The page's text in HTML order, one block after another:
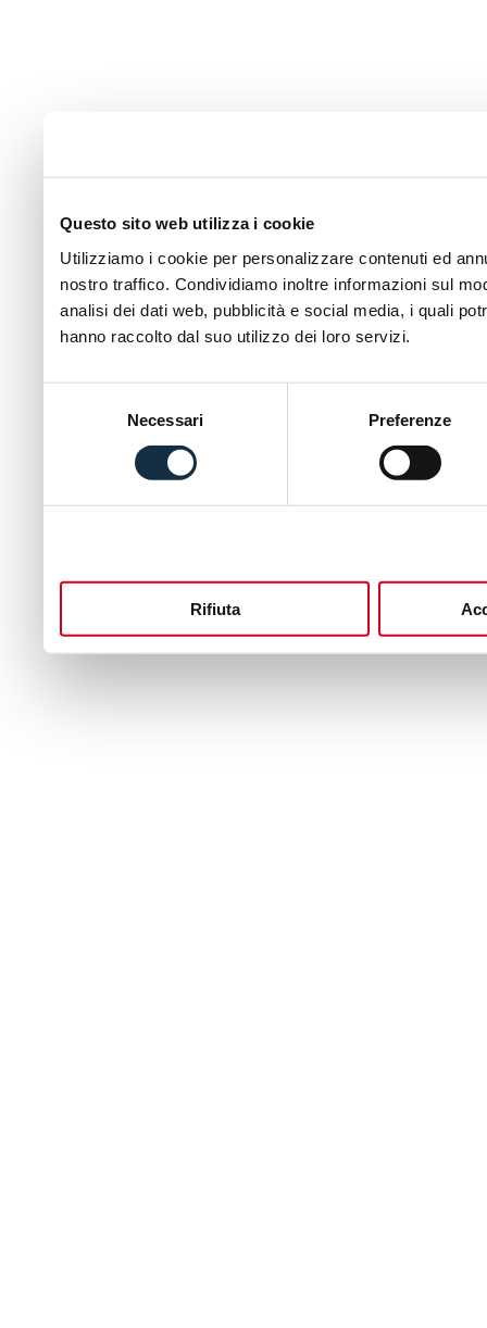
Questo sito web utilizza i cookie
Utilizziamo i cookie per personalizzare contenuti ed
nostro traffico. Condividiamo inoltre informazioni sul
analisi dei dati web, pubblicità e social media, i quali
hanno raccolto dal suo utilizzo dei loro servizi.
Necessari Preferenze
Rifiuta